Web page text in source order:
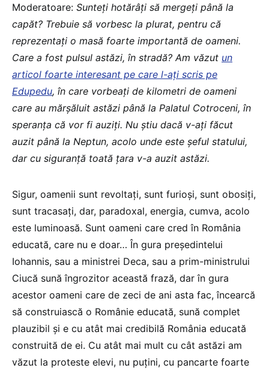
Moderatoare: Sunteți hotărâți să mergeți până la
capăt? Trebuie să vorbesc la plurat, pentru că
reprezentați o masă foarte importantă de oameni.
Care a fost pulsul astăzi, în stradă? Am văzut un
articol foarte interesant pe care l-ați scris pe
Edupedu, în care vorbeați de kilometri de oameni
care au mărșăluit astăzi până la Palatul Cotroceni, în
speranța că vor fi auziți. Nu știu dacă v-ați făcut
auzit până la Neptun, acolo unde este șeful statului,
dar cu siguranță toată țara v-a auzit astăzi.
Sigur, oamenii sunt revoltați, sunt furioși, sunt obosiți,
sunt tracasați, dar, paradoxal, energia, cumva, acolo
este luminoasă. Sunt oameni care cred în România
educată, care nu e doar… În gura președintelui
Iohannis, sau a ministrei Deca, sau a prim-ministrului
Ciucă sună îngrozitor această frază, dar în gura
acestor oameni care de zeci de ani asta fac, încearcă
să construiască o Românie educată, sună complet
plauzibil și e cu atât mai credibilă România educată
construită de ei. Cu atât mai mult cu cât astăzi am
văzut la proteste elevi, nu puțini, cu pancarte foarte